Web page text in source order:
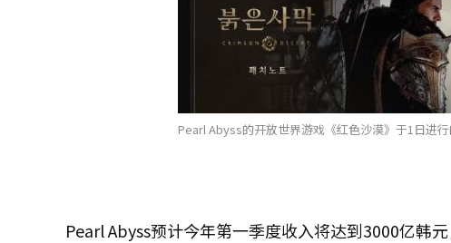
Pearl Abyss的开放世界游戏《红色沙漠》于1日进
Pearl Abyss预计今年第一季度收入将达到3000亿韩